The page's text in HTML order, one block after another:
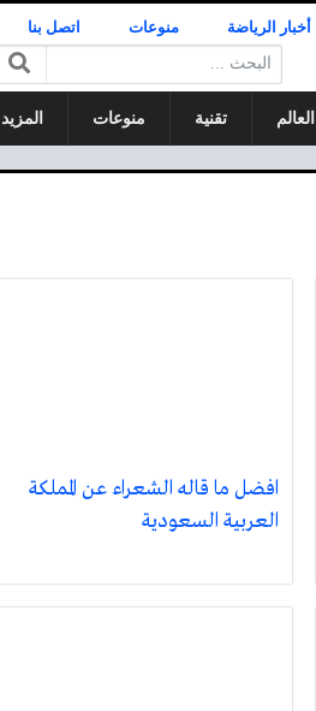
أخبار الرياضة منوعات اتصل بنا
البحث:
تقنية منوعات المزيد
افضل ما قاله الشعراء عن المملكة
العربية السعودية